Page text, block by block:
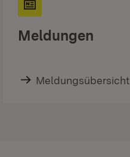
Meldungen
Meldungsübersicht